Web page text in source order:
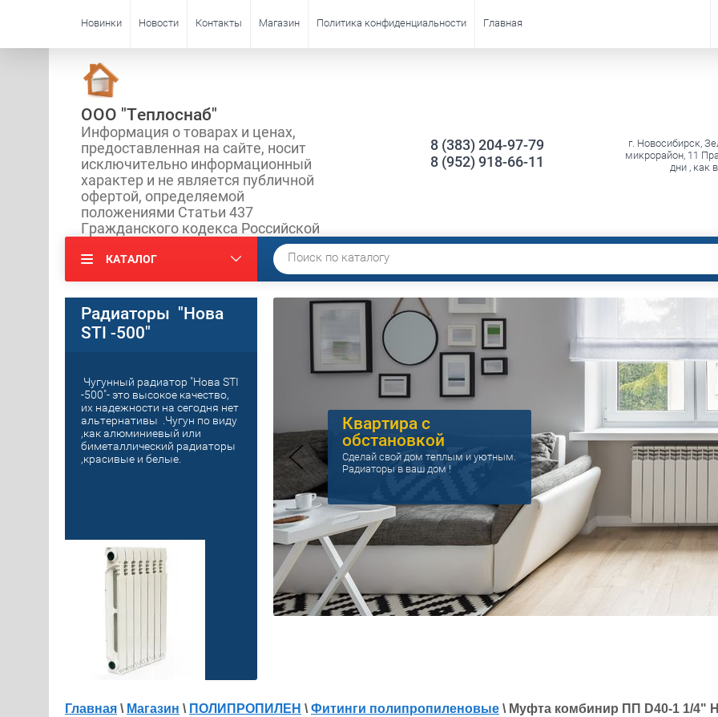
Новинки Новости Контакты Магазин Политика конфиденциальности Главная
ООО "Теплоснаб"
Информация о товарах и ценах,
предоставленная на сайте, носит
исключительно информационный
характер и не является публичной
офертой, определяемой
положениями Статьи 437
Гражданского кодекса Российской
8 (383) 204-97-79
8 (952) 918-66-11
г. Новосибирск,
микрорайон, 11
дни , как
КАТАЛОГ
Радиаторы "Нова
STI -500"
Чугунный радиатор "Нова STI
-500"- это высокое качество,
их надежности на сегодня нет
альтернативы .Чугун по виду
,как алюминиевый или
биметаллический радиаторы
,красивые и белые.
Квартира с
обстановкой
Сделай свой дом теплым и уютным.
Радиаторы в ваш дом !
Главная \ Магазин \ ПОЛИПРОПИЛЕН \ Фитинги полипропиленовые \ Муфта комбинир ПП D40-1 1/4"